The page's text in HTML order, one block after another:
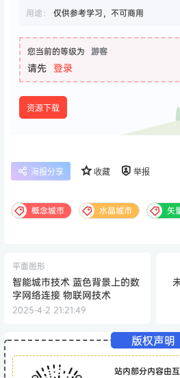
用途： 仅供参考学习，不可商用
您当前的等级为 游客
请先 登录
资源下载
海报分享 收藏 举报
概念城市 水晶城市 矢
平面图形
智能城市技术 蓝色背景上的数
字网络连接 物联网技术
2025-4-2 21:21:49
版权声明
站内部分内容由